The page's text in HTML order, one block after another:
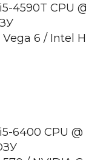
4590T CPU
6 / Intel
6400 CPU @